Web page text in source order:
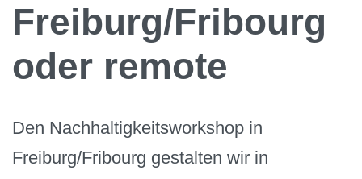
Freiburg/Fribourg
oder remote
Den Nachhaltigkeitsworkshop in
Freiburg/Fribourg gestalten wir in